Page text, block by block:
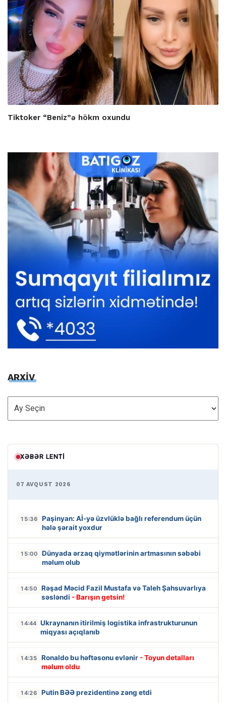
Tiktoker “Beniz”ə hökm oxundu
ARXİV
ARXİV
XƏBƏR LENTI
07 AVQUST 2026
15:36
Paşinyan: Aİ-yə üzvlüklə bağlı referendum üçün
hələ şərait yoxdur
15:00
Dünyada ərzaq qiymətlərinin artmasının səbəbi
məlum olub
14:50
Rəşad Məcid Fazil Mustafa və Taleh Şahsuvarlıya
səsləndi - Barışın getsin!
14:44 Ukraynanın itirilmiş logistika infrastrukturunun
miqyası açıqlanıb
14:35 Ronaldo bu həftəsonu evlənir - Toyun detalları
məlum oldu
14:26 Putin BƏƏ prezidentinə zəng etdi